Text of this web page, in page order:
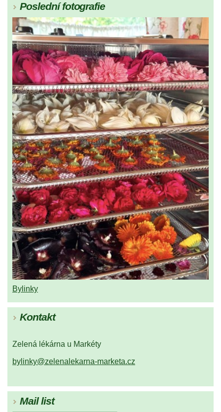
Poslední fotografie
Bylinky
Kontakt
Zelená lékárna u Markéty
bylinky@zelenalekarna-marketa.cz
Mail list